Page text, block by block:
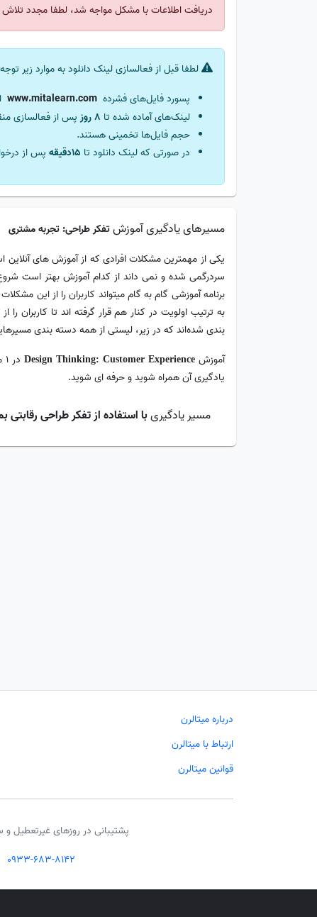
دریافت اطلاعات با مشکل مواجه شد، لطفا مجدد تلاش
لطفا قبل از فعالسازی لینک دانلود به موارد زیر
پسورد فایل‌های فشرده
لینک‌های آماده شده تا 8 روز
پس از فعالسازی
حجم فایل‌ها تخمینی هستند.
در صورتی که لینک دانلود تا 15دقیقه پس از
مسیرهای یادگیری آموزشتفکر طراحی: تجربه مشتری
یکی از مهمترین مشکلات افرادی که از آموزش های آنلاین
سردرگمی شده و نمی داند از کدام آموزش بهتر است
برنامه آموزشی گام به گام میتواند کاربران را از این
به ترتیب اولویت در کنار هم قرار گرفته اند تا
بندی شده‌اند که در زیر، لیستی از همه دسته بندی
آموزشDesign Thinking: Customer Experience
یادگیری آن همراه شوید و حرفه ای شوید.
مسیر یادگیریبا استفاده از تفکر طراحی رقابتی
درباره میتالرن
ارتباط با میتالرن
قوانین میتالرن
پشتیبانی در روزهای غیرتعطیل و
0933-683-8142